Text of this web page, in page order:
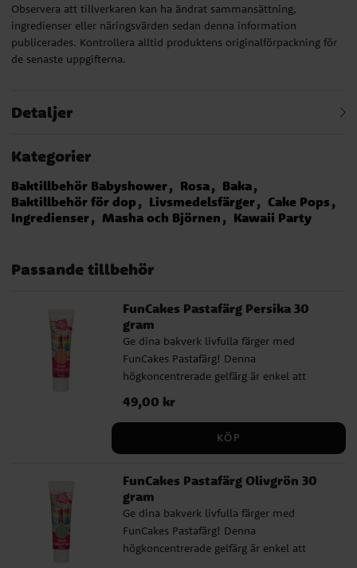
Observera att tillverkaren kan ha ändrat sammansättning,
ingredienser eller näringsvärden sedan denna information
publicerades. Kontrollera alltid produktens originalförpackning för
de senaste uppgifterna.
Detaljer
Kategorier
Baktillbehör Babyshower Rosa
Baka
Baktillbehör för dop
Livsmedelsfärger
Cake Pops
Ingredienser
Masha och Björnen Kawaii Party
Passande tillbehör
FunCakes Pastafärg Persika 30
gram
Ge dina bakverk livfulla färger med
FunCakes Pastafärg! Denna
högkoncentrerade gelfärg är enkel att
använda och fungerar perfekt till fondant,
marsipan, glasyr, smörkräm, glass, deg,
frosting och mycket mer. Med bara en
droppe får du intensiva och jämna färger
för enkel dosering utan spill, och färgen är
dessutom ugnssäker upp till 200 °C.
Perfekt när du vill baka färgstarka tårtor,
cupcakes eller kakor. FunCakes pastafärger
finns i många härliga nyanser och är ett
Pris :49,00 kr
49,00 kr
KÖP
FunCakes Pastafärg Olivgrön 30
gram
Ge dina bakverk livfulla färger med
FunCakes Pastafärg! Denna
högkoncentrerade gelfärg är enkel att